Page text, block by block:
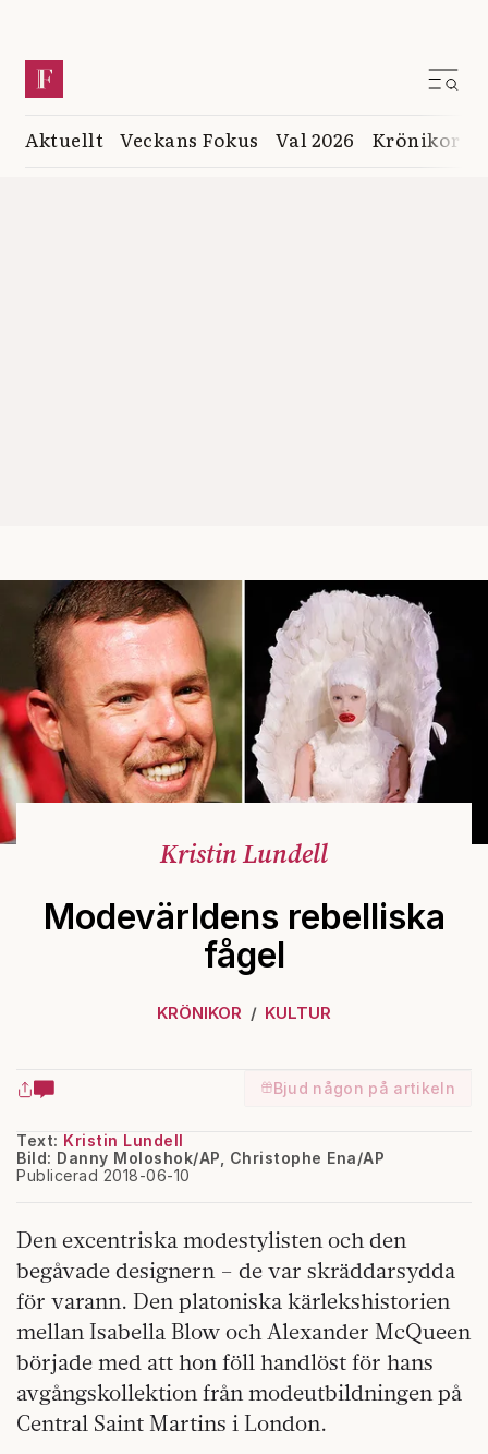
Aktuellt Veckans Fokus Val 2026 Krönikor
Kristin Lundell
Modevärldens rebelliska
fågel
KRÖNIKOR KULTUR
Bjud någon på artikeln
Text: Kristin Lundell
Publicerad 2018-06-10
Bild: Danny Moloshok/AP, Christophe Ena/AP
Den excentriska modestylisten och den
begåvade designern – de var skräddarsydda
för varann. Den platoniska kärlekshistorien
mellan Isabella Blow och Alexander McQueen
började med att hon föll handlöst för hans
avgångskollektion från modeutbildningen på
Central Saint Martins i London.